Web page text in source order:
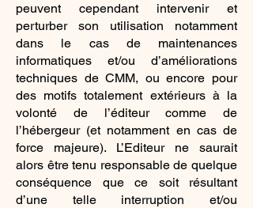
peuvent cependant intervenir et
perturber son utilisation notamment
dans le cas de maintenances
informatiques et/ou d’améliorations
techniques de CMM, ou encore pour
des motifs totalement extérieurs à la
volonté de l’éditeur comme de
l’hébergeur (et notamment en cas de
force majeure). L’Editeur ne saurait
alors être tenu responsable de quelque
conséquence que ce soit résultant
d’une telle interruption et/ou